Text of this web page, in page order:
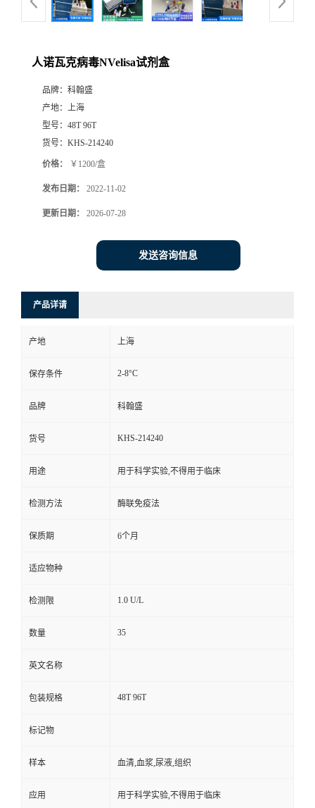
人诺瓦克病毒NVelisa试剂盒
品牌： 科翰盛
产地： 上海
型号： 48T 96T
货号： KHS-214240
价格： ￥1200/盒
发布日期： 2022-11-02
更新日期： 2026-07-28
发送咨询信息
产品详请
产地 上海
保存条件 2-8°C
品牌 科翰盛
货号 KHS-214240
用途 用于科学实验,不得用于临床
检测方法 酶联免疫法
保质期 6个月
适应物种
检测限 1.0 U/L
数量 35
英文名称
包装规格 48T 96T
标记物
样本 血清,血浆,尿液,组织
应用 用于科学实验,不得用于临床